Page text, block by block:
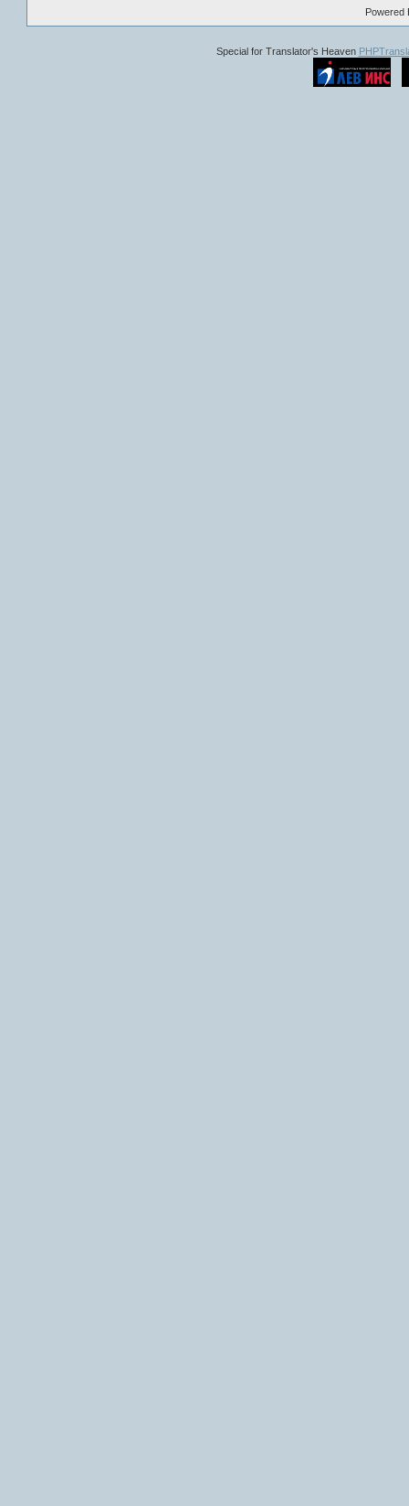
Powered
Special for Translator's Heaven